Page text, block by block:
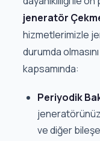
jeneratör
hizmetlerimizle
durumda
kapsamında:
Periyodik
ve diğer